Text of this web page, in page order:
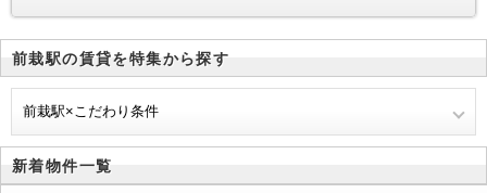
前栽駅の賃貸を特集から探す
前栽駅×こだわり条件
新着物件一覧